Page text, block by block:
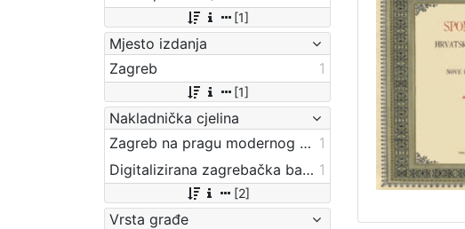
[1]
Mjesto izdanja
Zagreb
1
[1]
Nakladnička cjelina
Zagreb na pragu modernog doba 1
Digitalizirana zagrebačka baština 1
[2]
Vrsta građe